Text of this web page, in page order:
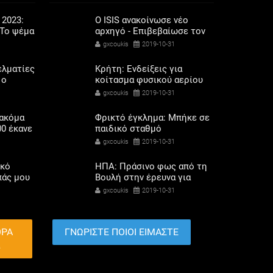
ψέμα
έκανε
μου
O ISIS ανακοίνωσε νέο
αρχηγό - Επιβεβαίωσε τον
θάνατο του αλ Μπαγκντάντι
gxcoukis 2019-10-31
Κρήτη: Ενδείξεις για
κοίτασμα φυσικού αερίου
280 δισ. κυβικών μέτρων
gxcoukis 2019-10-31
Φρικτό έγκλημα: Μπήκε σε
παιδικό σταθμό
φωνάζοντας «με διέταξε ο
6χρονο αγοράκι
gxcoukis 2019-10-31
ΗΠΑ: Πράσινο φως από τη
Βουλή στην έρευνα για
καθαίρεση του Τραμπ
gxcoukis 2019-10-31
ΓΝΩΡΙΣΤΕ ΠΟΙΟΙ ΕΙΜΑΣΤΕ